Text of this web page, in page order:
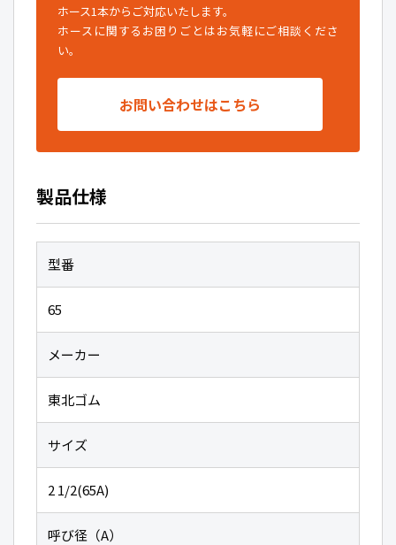
ホース1本からご対応いたします。
ホースに関するお困りごとはお気軽にご相談くださ
い。
お問い合わせはこちら
製品仕様
型番
65
メーカー
東北ゴム
サイズ
2 1/2(65A)
呼び径（A）